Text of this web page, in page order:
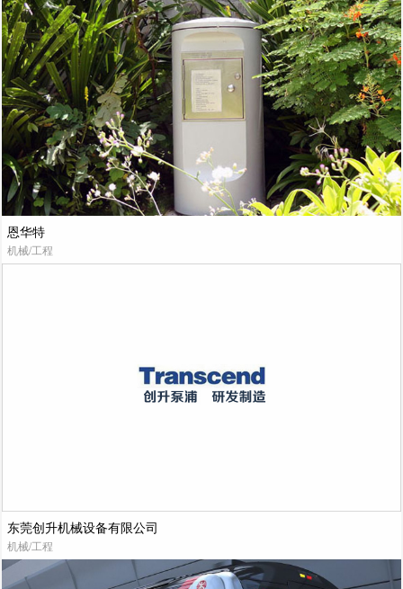
恩华特
机械/工程
东莞创升机械设备有限公司
机械/工程